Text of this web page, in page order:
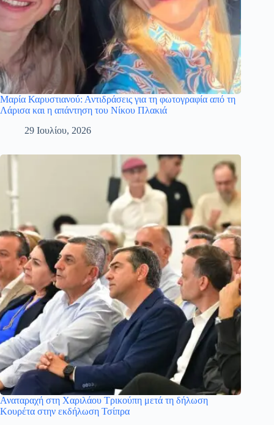
Μαρία Καρυστιανού: Αντιδράσεις για τη φωτογραφία από τη
Λάρισα και η απάντηση του Νίκου Πλακιά
29 Ιουλίου, 2026
Αναταραχή στη Χαριλάου Τρικούπη μετά τη δήλωση
Κουρέτα στην εκδήλωση Τσίπρα